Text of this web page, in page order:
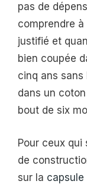
pas de
comprendre
justifié et
bien coupée
cinq ans sans
dans un
bout de six
Pour ceux
de
sur la